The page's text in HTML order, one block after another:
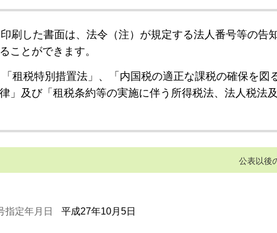
刷した書面は、法令（注）が規定する法人番号等の告
ことができます。
「租税特別措置法」、「内国税の適正な課税の確保を図
」及び「租税条約等の実施に伴う所得税法、法人税法
公表以後
指定年月日 平成27年10月5日